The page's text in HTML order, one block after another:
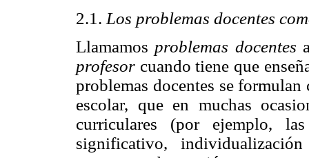
2.1. Los problemas docentes
Llamamos problemas docentes
profesor cuando tiene que
problemas docentes se
escolar, que en muchas
curriculares (por ejemplo,
significativo,